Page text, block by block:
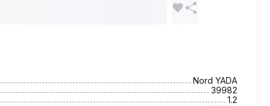
Nord YADA
39982
1.2